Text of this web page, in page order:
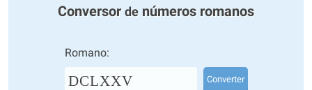
Conversor de números romanos
Romano:
DCLXXV Converter